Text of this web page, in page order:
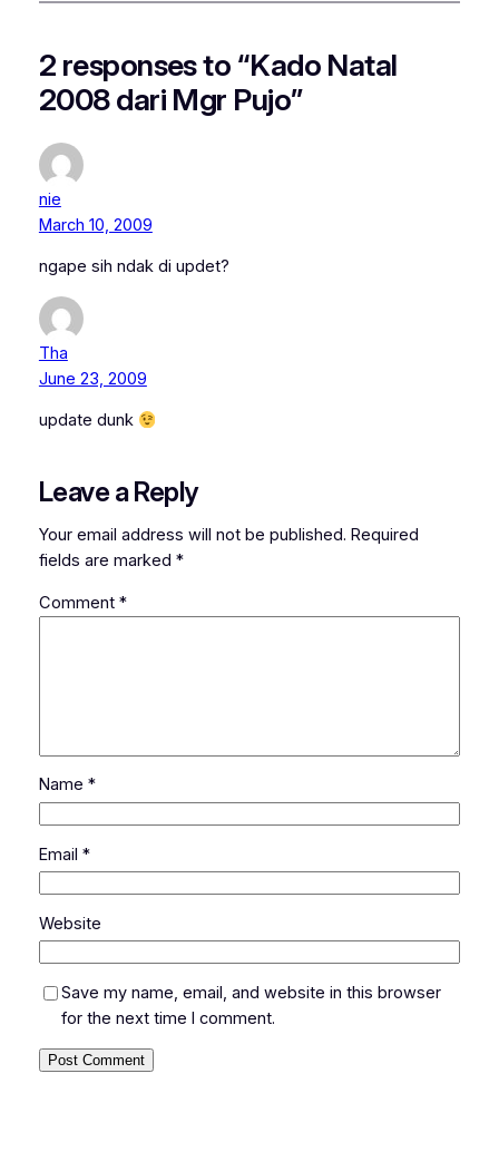
2 responses to “Kado Natal
2008 dari Mgr Pujo”
nie
March 10, 2009
ngape sih ndak di updet?
Tha
June 23, 2009
update dunk
Leave a Reply
Your email address will not be published. Required
fields are marked *
Comment *
Name *
Email *
Website
Save my name, email, and website in this browser
for the next time I comment.